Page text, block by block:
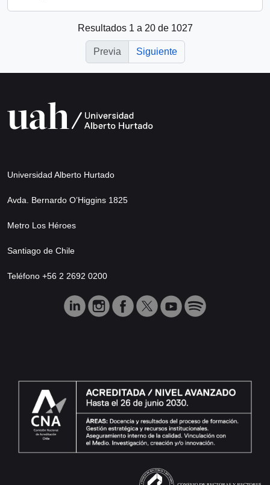
Resultados 1 a 20 de 1027
Previa Siguiente
Universidad Alberto Hurtado
Avda. Bernardo O’Higgins 1825
Metro Los Héroes
Santiago de Chile
Teléfono +56 2 2692 0200